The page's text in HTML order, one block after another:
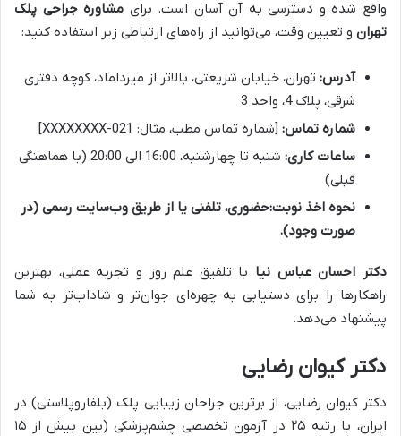
واقع شده و دسترسی به آن آسان است. برای مشاوره جراحی پلک
تهران و تعیین وقت، می‌توانید از راه‌های ارتباطی زیر استفاده کنید:
آدرس: تهران، خیابان شریعتی، بالاتر از میرداماد، کوچه دفتری
شرقی، پلاک 4، واحد 3
شماره تماس: [شماره تماس مطب، مثال: 021-XXXXXXXX]
ساعات کاری:
شنبه تا چهارشنبه، 16:00 الی 20:00 (با هماهنگی
قبلی)
نحوه اخذ نوبت:حضوری، تلفنی یا از طریق وب‌سایت رسمی (در
صورت وجود).
دکتر احسان عباس نیا با تلفیق علم روز و تجربه عملی، بهترین
راهکارها را برای دستیابی به چهره‌ای جوان‌تر و شاداب‌تر به شما
پیشنهاد می‌دهد.
دکتر کیوان رضایی
دکتر کیوان رضایی، از برترین جراحان زیبایی پلک (بلفاروپلاستی) در
ایران، با رتبه ۲۵ در آزمون تخصصی چشم‌پزشکی (بین بیش از ۱۵